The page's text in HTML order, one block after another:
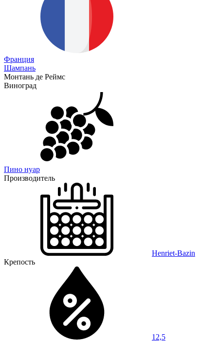
Франция
Шампань
Монтань де Реймс
Виноград
Пино нуар
Производитель
Henriet-Bazin
Крепость
12,5